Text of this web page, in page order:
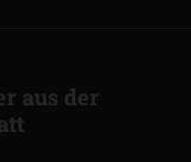
aus der